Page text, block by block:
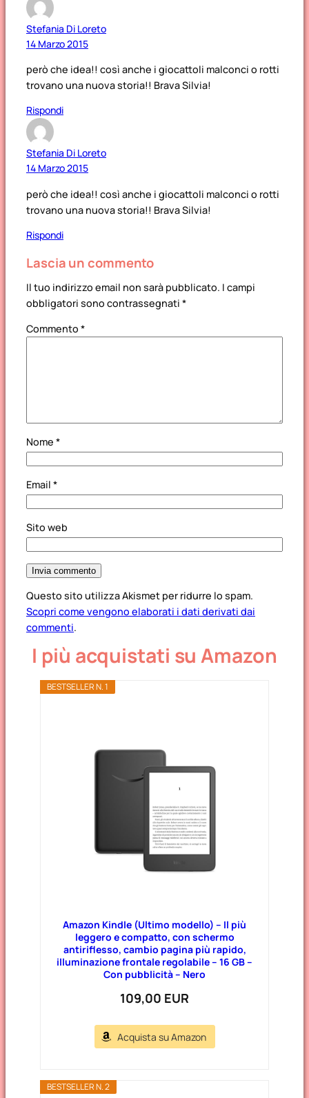
Stefania Di Loreto
14 Marzo 2015
però che idea!! così anche i giocattoli malconci o rotti
trovano una nuova storia!! Brava Silvia!
Rispondi
Stefania Di Loreto
14 Marzo 2015
però che idea!! così anche i giocattoli malconci o rotti
trovano una nuova storia!! Brava Silvia!
Rispondi
Lascia un commento
Il tuo indirizzo email non sarà pubblicato. I campi
obbligatori sono contrassegnati *
Commento *
Nome *
Email *
Sito web
Questo sito utilizza Akismet per ridurre lo spam.
Scopri come vengono elaborati i dati derivati dai
commenti.
I più acquistati su Amazon
BESTSELLER N. 1
Amazon Kindle (Ultimo modello) – Il più
leggero e compatto, con schermo
antiriflesso, cambio pagina più rapido,
illuminazione frontale regolabile – 16 GB –
Con pubblicità – Nero
109,00 EUR
Acquista su Amazon
BESTSELLER N. 2